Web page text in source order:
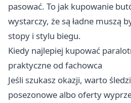
pasować. To jak kupowanie
wystarczy, że są ładne muszą
stopy i stylu biegu.
Kiedy najlepiej kupować
praktyczne od fachowca
Jeśli szukasz okazji, warto
posezonowe albo oferty